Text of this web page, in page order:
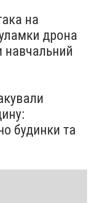
на
дрона
будинки та